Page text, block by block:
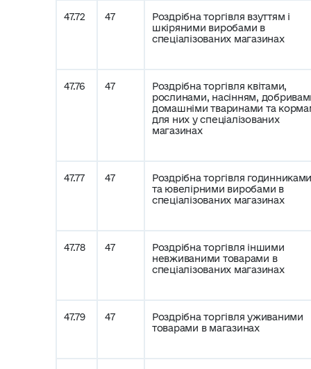
47.72 47
Роздрібна торгівля взуттям і
шкіряними виробами в
спеціалізованих магазинах
47.76 47
Роздрібна торгівля квітами,
рослинами, насінням,
домашніми тваринами та
для них у спеціалізованих
магазинах
47.77 47
Роздрібна торгівля
та ювелірними виробами в
спеціалізованих магазинах
47.78 47
Роздрібна торгівля іншими
невживаними товарами в
спеціалізованих магазинах
47.79 47
Роздрібна торгівля уживаними
товарами в магазинах